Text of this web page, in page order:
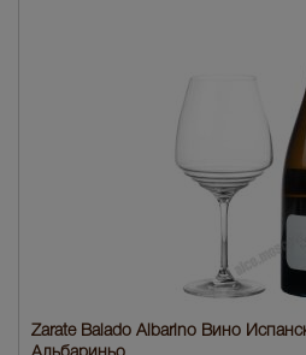
Zarate Balado Albarino Вино